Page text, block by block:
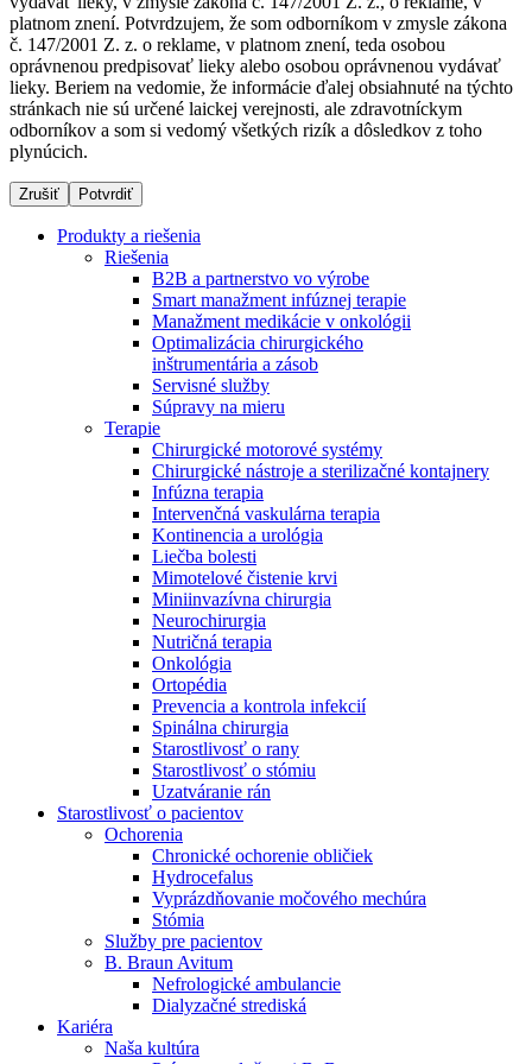
Produktový katalóg​
Objavte naše produkty. ​Navštívte produktový katalóg B.
Braun​ s našim kompletným produktovým portfóliom.​
Dialyzačné strediská
B. Braun Avitum poskytuje kvalitnú dialyzačnú starostlivosť
vo všetkých svojich strediskách na Slovensku. Viac
Nefrologické ambulancie
V nefrologických ambulanciách prevádzkujeme poradenstvo
a prípravu pacientov k jednotlivým metódam náhrady funkcie
obličiek. Zvoľte si mesto, ktoré potrebujete a navštívte nás.
Zostaňte v dialógu s B. Braun. Kontaktujte nás.
platnom znení. Potvrdzujem, že som odborníkom v zmysle zákona
č. 147/2001 Z. z. o reklame, v platnom znení, teda osobou
oprávnenou predpisovať lieky alebo osobou oprávnenou vydávať
lieky. Beriem na vedomie, že informácie ďalej obsiahnuté na týchto
stránkach nie sú určené laickej verejnosti, ale zdravotníckym
odborníkov a som si vedomý všetkých rizík a dôsledkov z toho
plynúcich.
Zrušiť Potvrdiť
Produkty a riešenia
Riešenia
B2B a partnerstvo vo výrobe
Smart manažment infúznej terapie
Manažment medikácie v onkológii
Optimalizácia chirurgického
inštrumentária a zásob
Servisné služby
Súpravy na mieru
Terapie
Chirurgické motorové systémy
Chirurgické nástroje a sterilizačné kontajnery
Infúzna terapia
Intervenčná vaskulárna terapia
Kontinencia a urológia
Liečba bolesti
Mimotelové čistenie krvi
Miniinvazívna chirurgia
Neurochirurgia
Nutričná terapia
Onkológia
Ortopédia
Prevencia a kontrola infekcií
Spinálna chirurgia
Starostlivosť o rany
Starostlivosť o stómiu
Uzatváranie rán
Starostlivosť o pacientov
Ochorenia
Chronické ochorenie obličiek
Hydrocefalus
Vyprázdňovanie močového mechúra
Stómia
Služby pre pacientov
B. Braun Avitum
Nefrologické ambulancie
Dialyzačné strediská
Kariéra
Naša kultúra